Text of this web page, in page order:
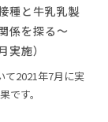
種と牛乳乳製
係を探る～
実施）
て2021年7月に実
です。